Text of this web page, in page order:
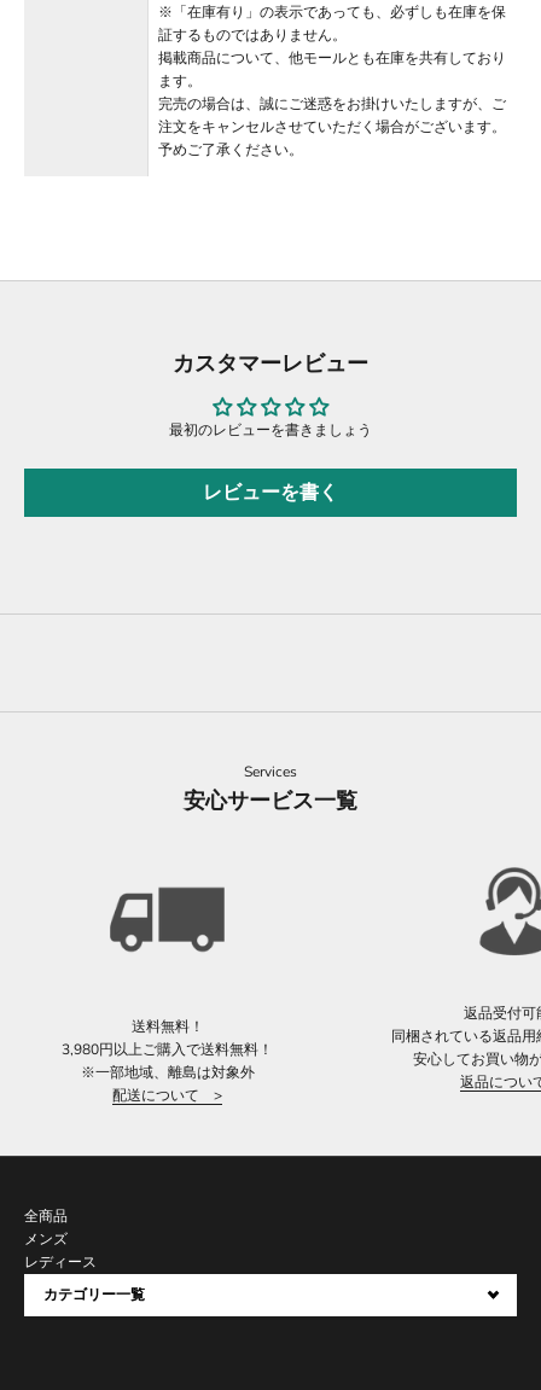
※「在庫有り」の表示であっても、必ずしも在庫を保
証するものではありません。
掲載商品について、他モールとも在庫を共有しており
ます。
完売の場合は、誠にご迷惑をお掛けいたしますが、ご
注文をキャンセルさせていただく場合がございます。
予めご了承ください。
カスタマーレビュー
最初のレビューを書きましょう
レビューを書く
Services
安心サービス一覧
送料無料！
3,980円以上ご購入で送料無料！
※一部地域、離島は対象外
配送について >
返品受付可
同梱されている返品
安心してお買い物
返品につ
全商品
メンズ
レディース
カテゴリー一覧